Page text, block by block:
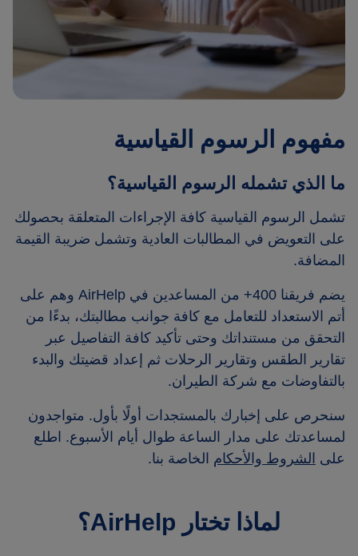
مفهوم الرسوم القياسية
ما الذي تشمله الرسوم القياسية؟
تشمل الرسوم القياسية كافة الإجراءات المتعلقة بحصولك
على التعويض في المطالبات العادية وتشمل ضريبة القيمة
المضافة.
يضم فريقنا 400+ من المساعدين في AirHelp وهم على
أتم الاستعداد للتعامل مع كافة جوانب مطالبتك، بدءًا من
التحقق من مستنداتك وحتى تأكيد كافة التفاصيل عبر
تقارير الطقس وتقارير الرحلات ثم إعداد قضيتك والبدء
بالتفاوضات مع شركة الطيران.
سنحرص على إخبارك بالمستجدات أولًا بأول. متواجدون
لمساعدتك على مدار الساعة طوال أيام الأسبوع. اطلع
على الشروط والأحكام الخاصة بنا.
لماذا تختار AirHelp؟